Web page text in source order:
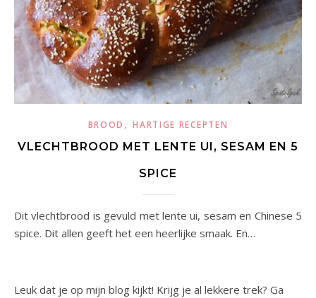
BROOD ,HARTIGE RECEPTEN
VLECHTBROOD MET LENTE UI, SESAM EN 5
SPICE
Dit vlechtbrood is gevuld met lente ui, sesam en Chinese 5
spice. Dit allen geeft het een heerlijke smaak. En…
Leuk dat je op mijn blog kijkt! Krijg je al lekkere trek? Ga